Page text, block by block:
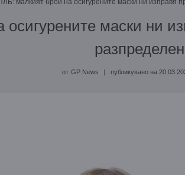
малкият брой на осигурените маски ни изправя
маски ни
от GP News публикувано на